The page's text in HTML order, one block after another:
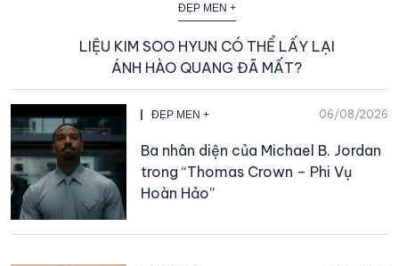
ĐẸP MEN +
LIỆU KIM SOO HYUN CÓ THỂ LẤY LẠI
ÁNH HÀO QUANG ĐÃ MẤT?
ĐẸP MEN + 06/08/2026
Ba nhân diện của Michael B. Jordan
trong “Thomas Crown – Phi Vụ
Hoàn Hảo”